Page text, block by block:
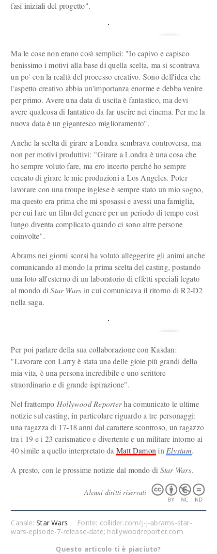
fasi iniziali del progetto".
Ma le cose non erano così semplici: "Io capivo e capisco
benissimo i motivi alla base di quella scelta, ma si scontrava
un po' con la realtà del processo creativo. Sono dell'idea che
l'aspetto creativo abbia un'importanza enorme e debba venire
per primo. Avere una data di uscita è fantastico, ma devi
avere qualcosa di fantatico da far uscire nei cinema. Per me la
nuova data è un gigantesco miglioramento".
Anche la scelta di girare a Londra sembrava controversa, ma
non per motivi produttivi: "Girare a Londra è una cosa che
ho sempre voluto fare, ma ero incerto perché ho sempre
cercato di girare le mie produzioni a Los Angeles. Poter
lavorare con una troupe inglese è sempre stato un mio sogno,
ma questo era prima che mi sposassi e avessi una famiglia,
per cui fare un film del genere per un periodo di tempo così
lungo diventa complicato quando ci sono altre persone
coinvolte".
Abrams nei giorni scorsi ha voluto alleggerire gli animi anche
comunicando al mondo la prima scelta del casting, postando
una foto all'esterno di un laboratorio di effetti speciali legato
al mondo diStar Wars in cui comunicava il ritorno di R2-D2
nella saga.
Per poi parlare della sua collaborazione con Kasdan:
"Lavorare con Larry è stata una delle gioie più grandi della
mia vita, è una persona incredibile e uno scrittore
straordinario e di grande ispirazione".
Nel frattempo Hollywood Reporterha comunicato le ultime
notizie sul casting, in particolare riguardo a tre personaggi:
una ragazza di 17-18 anni dal carattere scontroso, un ragazzo
tra i 19 e i 23 carismatico e divertente e un militare intorno ai
40 simile a quello interpretato da Matt Damon in Elysium.
A presto, con le prossime notizie dal mondo di Star Wars.
Alcuni diritti riservati
Canale:Star Wars
Fonte: collider.com/j-j-abrams-star-
wars-episode-7-release-date; hollywoodreporter.com
Questo articolo ti è piaciuto?